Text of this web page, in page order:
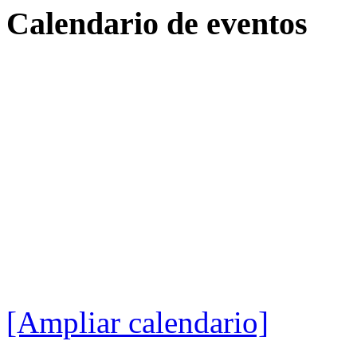
Calendario de eventos
[Ampliar calendario]